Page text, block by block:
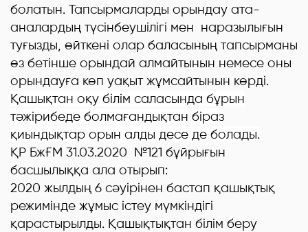
болатын. Тапсырмаларды орындау ата-
аналардың түсінбеушілігі мен наразылығын
туғызды, өйткені олар баласының тапсырманы
өз бетінше орындай алмайтынын немесе оны
орындауға көп уақыт жұмсайтынын көрді.
Қашықтан оқу білім саласында бұрын
тәжірибеде болмағандықтан біраз
қиындықтар орын алды десе де болады.
ҚР БжҒМ 31.03.2020 №121 бұйрығын
басшылыққа ала отырып:
2020 жылдың 6 сәуірінен бастап қашықтық
режимінде жұмыс істеу мүмкіндігі
қарастырылды. Қашықтықтан білім беру